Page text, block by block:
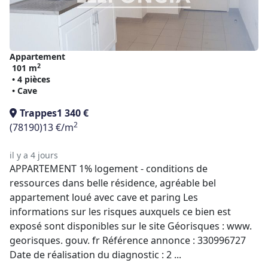
Appartement
101 m2
• 4 pièces
• Cave
Trappes1 340 €
(78190)13 €/m2
il y a 4 jours
APPARTEMENT 1% logement - conditions de
ressources dans belle résidence, agréable bel
appartement loué avec cave et paring Les
informations sur les risques auxquels ce bien est
exposé sont disponibles sur le site Géorisques : www.
georisques. gouv. fr Référence annonce : 330996727
Date de réalisation du diagnostic : 2 ...